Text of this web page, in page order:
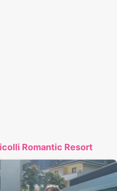
Romantic Resort